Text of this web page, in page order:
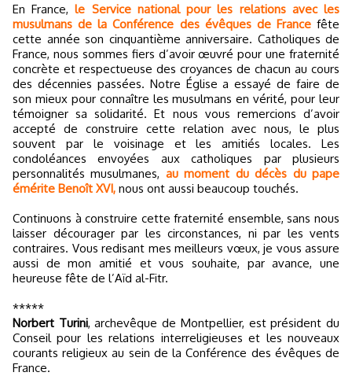
En France,le Service national pour les relations avec les
musulmans de la Conférence des évêques de Francefête
cette année son cinquantième anniversaire. Catholiques de
France, nous sommes fiers d’avoir œuvré pour une fraternité
concrète et respectueuse des croyances de chacun au cours
des décennies passées. Notre Église a essayé de faire de
son mieux pour connaître les musulmans en vérité, pour leur
témoigner sa solidarité. Et nous vous remercions d’avoir
accepté de construire cette relation avec nous, le plus
souvent par le voisinage et les amitiés locales. Les
condoléances envoyées aux catholiques par plusieurs
personnalités musulmanes, au moment du décès du pape
émérite Benoît XVI, nous ont aussi beaucoup touchés.
Continuons à construire cette fraternité ensemble, sans nous
laisser décourager par les circonstances, ni par les vents
contraires. Vous redisant mes meilleurs vœux, je vous assure
aussi de mon amitié et vous souhaite, par avance, une
heureuse fête de l’Aïd al-Fitr.
*****
Norbert Turini, archevêque de Montpellier, est président du
Conseil pour les relations interreligieuses et les nouveaux
courants religieux au sein de la Conférence des évêques de
France.